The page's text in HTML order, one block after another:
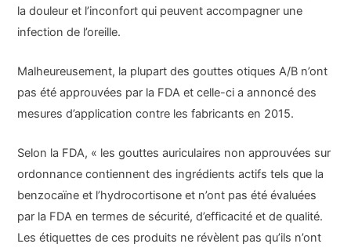
la douleur et l’inconfort qui peuvent accompagner une
infection de l’oreille.
Malheureusement, la plupart des gouttes otiques A/B n’ont
pas été approuvées par la FDA et celle-ci a annoncé des
mesures d’application contre les fabricants en 2015.
Selon la FDA, « les gouttes auriculaires non approuvées sur
ordonnance contiennent des ingrédients actifs tels que la
benzocaïne et l’hydrocortisone et n’ont pas été évaluées
par la FDA en termes de sécurité, d’efficacité et de qualité.
Les étiquettes de ces produits ne révèlent pas qu’ils n’ont